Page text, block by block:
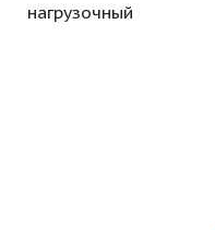
нагрузочный